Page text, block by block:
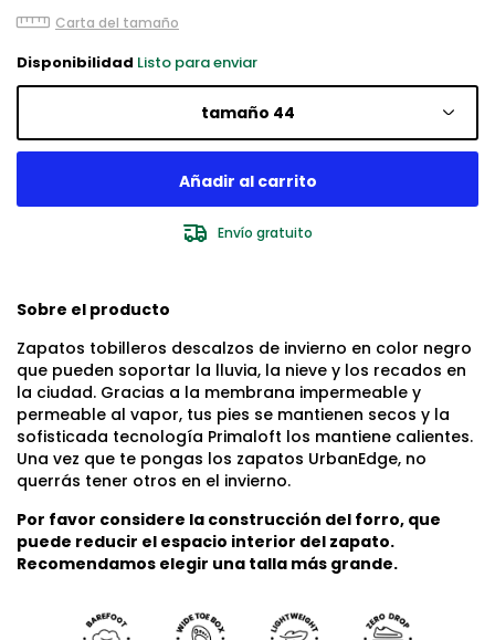
Carta del tamaño
Disponibilidad Listo para enviar
tamaño 44
Envío gratuito
Sobre el producto
Zapatos tobilleros descalzos de invierno en color negro
que pueden soportar la lluvia, la nieve y los recados en
la ciudad. Gracias a la membrana impermeable y
permeable al vapor, tus pies se mantienen secos y la
sofisticada tecnología Primaloft los mantiene calientes.
Una vez que te pongas los zapatos UrbanEdge, no
querrás tener otros en el invierno.
Por favor considere la construcción del forro, que
puede reducir el espacio interior del zapato.
Recomendamos elegir una talla más grande.